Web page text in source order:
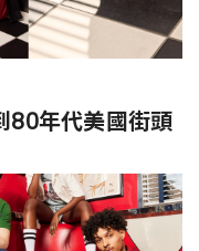
80年代美國街頭